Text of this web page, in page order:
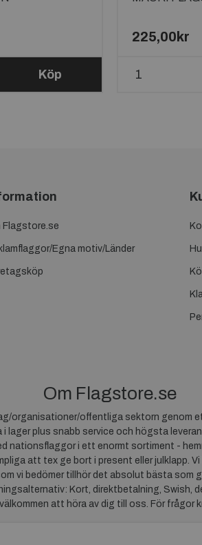
Köp
225,00kr
Flagstore.se
Egna motiv/Länder
Om Flagstore.se
organisationer/offentliga sektorn genom
plus snabb service och högsta
nationsflaggor i ett enormt sortiment -
att tex ge bort i present eller julklapp.
vi bedömer tillhör det absolut bästa som
Kort, direktbetalning,
att höra av dig till oss. För frågor